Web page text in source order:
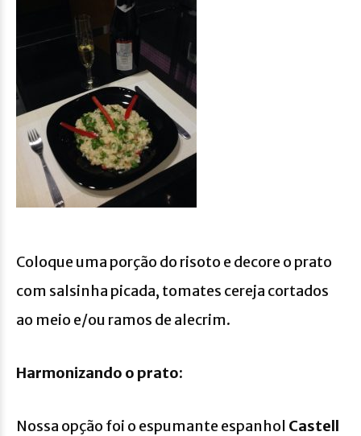
Coloque uma porção do risoto e decore o prato
com salsinha picada, tomates cereja cortados
ao meio e/ou ramos de alecrim.
Harmonizando o prato:
Nossa opção foi o espumante espanhol Castell